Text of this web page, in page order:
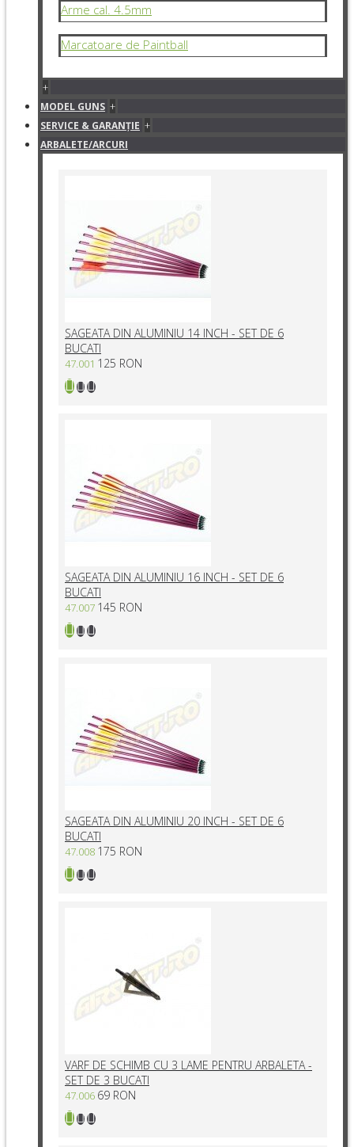
Arme cal. 4.5mm
Marcatoare de Paintball
+
MODEL GUNS +
SERVICE & GARANŢIE +
ARBALETE/ARCURI
SAGEATA DIN ALUMINIU 14 INCH - SET DE 6
BUCATI
47.001 125 RON
SAGEATA DIN ALUMINIU 16 INCH - SET DE 6
BUCATI
47.007 145 RON
SAGEATA DIN ALUMINIU 20 INCH - SET DE 6
BUCATI
47.008 175 RON
VARF DE SCHIMB CU 3 LAME PENTRU ARBALETA -
SET DE 3 BUCATI
47.006 69 RON